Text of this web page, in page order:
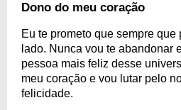
Dono do meu coração
Eu te prometo que sempre que
lado. Nunca vou te abandonar
pessoa mais feliz desse
meu coração e vou lutar pelo
felicidade.